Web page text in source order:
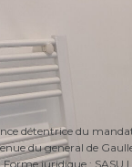
détentrice du
du general de
juridique : SASU